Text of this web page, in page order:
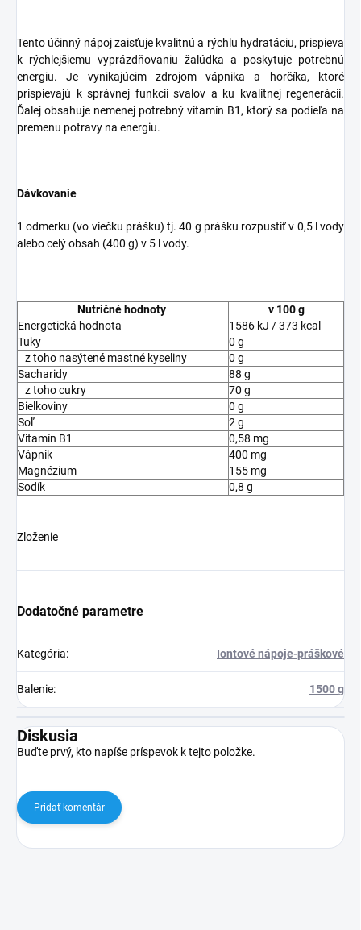
Tento účinný nápoj zaisťuje kvalitnú a rýchlu hydratáciu, prispieva
k rýchlejšiemu vyprázdňovaniu žalúdka a poskytuje potrebnú
energiu. Je vynikajúcim zdrojom vápnika a horčíka, ktoré
prispievajú k správnej funkcii svalov a ku kvalitnej regenerácii.
Ďalej obsahuje nemenej potrebný vitamín B1, ktorý sa podieľa na
premenu potravy na energiu.
Dávkovanie
1 odmerku (vo viečku prášku) tj. 40 g prášku rozpustiť v 0,5 l vody
alebo celý obsah (400 g) v 5 l vody.
Nutričné hodnoty
v 100 g
Energetická hodnota
1586 kJ / 373 kcal
Tuky
0 g
z toho nasýtené mastné kyseliny
0 g
Sacharidy
88 g
z toho cukry
70 g
Bielkoviny
0 g
Soľ
2 g
Vitamín B1
0,58 mg
Vápnik
400 mg
Magnézium
155 mg
Sodík
0,8 g
Zloženie
Dodatočné parametre
Kategória: Iontové nápoje-práškové
Balenie: 1500 g
Diskusia
Buďte prvý, kto napíše príspevok k tejto položke.
Pridať komentár